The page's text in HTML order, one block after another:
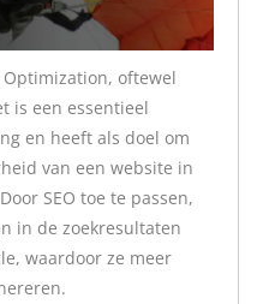
Optimization, oftewel
is een essentieel
en heeft als doel om
van een website in
SEO toe te passen,
in de zoekresultaten
waardoor ze meer